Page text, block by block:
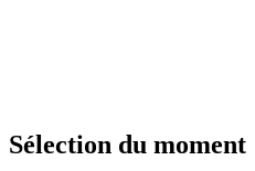
Sélection du moment